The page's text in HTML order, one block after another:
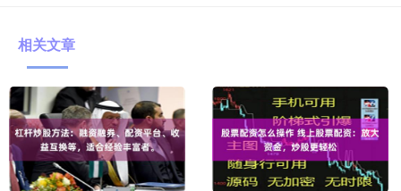
相关文章